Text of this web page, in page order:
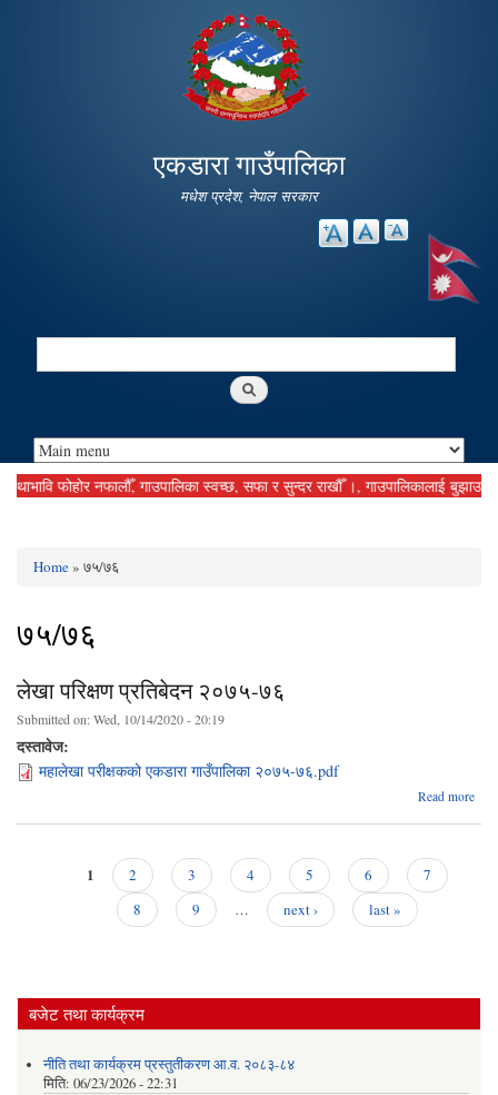
main
content
एकडारा गाउँपालिका
मधेश प्रदेश, नेपाल सरकार
Search
फोहोर नफालौँ, गाउपालिका स्वच्छ, सफा र सुन्दर राखौँ ।, गाउपालिकालाई बुझाउनु
You are here
Home» ७५/७६
७५/७६
लेखा परिक्षण प्रतिबेदन २०७५-७६
Submitted on:Wed, 10/14/2020 - 20:19
दस्तावेज:
महालेखा परीक्षकको एकडारा गाउँपालिका २०७५-७६.pdf
Read more
1 2 3 4 5 6
7
8
9 … next › last »
बजेट तथा कार्यक्रम
नीति तथा कार्यक्रम प्रस्तुतीकरण आ.व. २०८३-८४
मिति: 06/23/2026 - 22:31